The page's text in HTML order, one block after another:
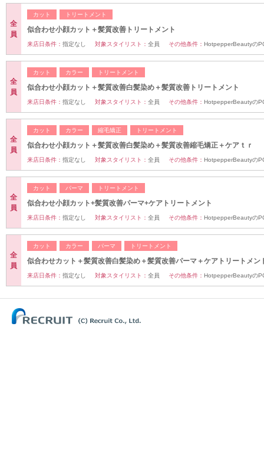
全
員
カット トリートメント
似合わせ小顔カット＋髪質改善トリートメント
来店日条件： 指定なし 対象スタイリスト： 全員 その他条件： HotpepperBeautyの
全
員
カット カラー トリートメント
似合わせ小顔カット＋髪質改善白髪染め＋髪質改善トリートメント
来店日条件： 指定なし 対象スタイリスト： 全員 その他条件： HotpepperBeautyの
全
員
カット カラー 縮毛矯正 トリートメント
似合わせ小顔カット＋髪質改善白髪染め＋髪質改善縮毛矯正＋ケアｔｒ
来店日条件： 指定なし 対象スタイリスト： 全員 その他条件： HotpepperBeautyの
全
員
カット パーマ トリートメント
似合わせ小顔カット+髪質改善パーマ+ケアトリートメント
来店日条件： 指定なし 対象スタイリスト： 全員 その他条件： HotpepperBeautyの
全
員
カット カラー パーマ トリートメント
似合わせカット＋髪質改善白髪染め＋髪質改善パーマ＋ケアトリートメン
来店日条件： 指定なし 対象スタイリスト： 全員 その他条件： HotpepperBeautyの